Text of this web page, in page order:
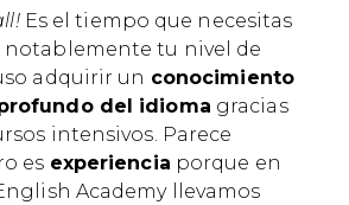
Es el tiempo que necesitas
notablemente tu nivel de
adquirir un conocimiento
del idioma gracias
intensivos. Parece
es experiencia porque en
Academy llevamos